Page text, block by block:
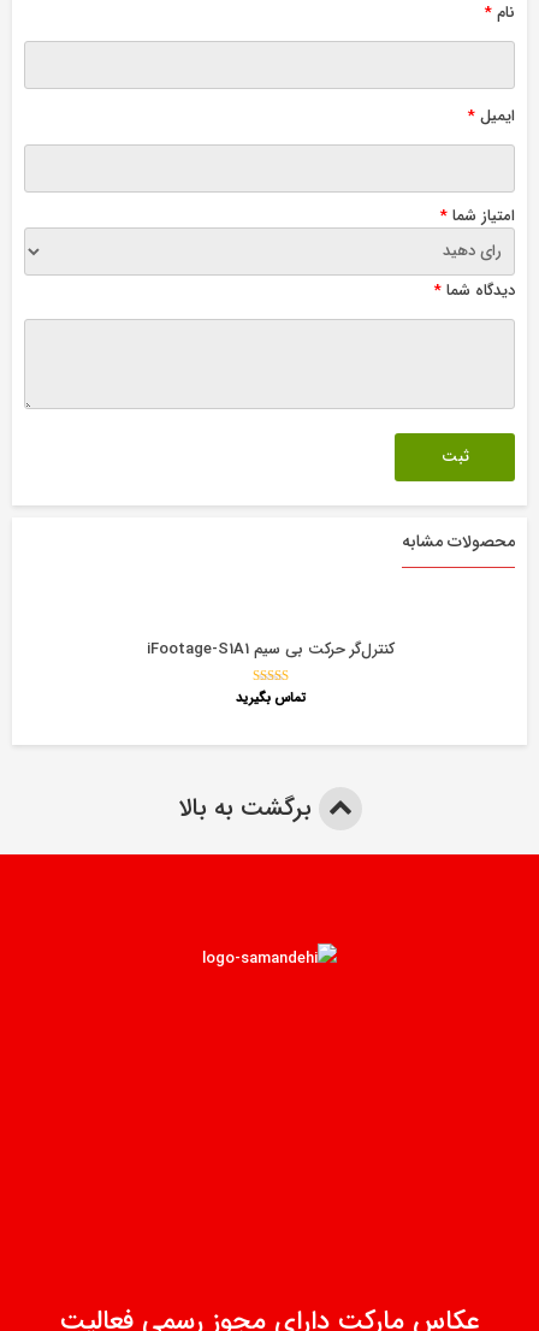
نام*
ایمیل*
امتیاز شما*
دیدگاه شما*
محصولات مشابه
کنترل‌گر حرکت بی سیم iFootage-S1A1
نمره
5.00
تماس بگیرید
برگشت به بالا
عکاس مارکت دارای مجوز رسمی فعالیت